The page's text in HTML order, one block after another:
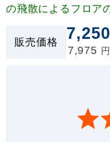
の飛散によるフロア
販売価格 7,250
7,975 円